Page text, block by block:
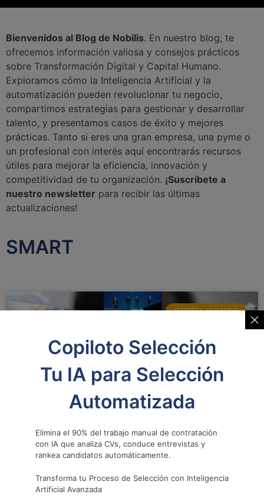
Bienvenidos al Blog de Nobilis. En nuestro blog, te
ofrecemos información valiosa y consejos prácticos
sobre Transformación Digital y Capital Humano.
Exploramos cómo la Inteligencia Artificial y la
automatización pueden revolucionar tu negocio,
compartimos estrategias para gestionar y desarrollar
talento, y presentamos casos de éxito y mejores
prácticas. Tanto si eres una gran empresa, una pyme o
un profesional con interés aquí encontrarás recursos
útiles para mejorar la eficiencia, innovación y
competitividad de tu organización. ¡Suscríbete a
nuestro newsletter para recibir las últimas
actualizaciones!
SMART
CAPITAL HUMANO
La metodología SMART: cuando los
deseos
Copiloto Selección
Tu IA para Selección
Automatizada
Elimina el 90% del trabajo manual de contratación
con IA que analiza CVs, conduce entrevistas y
rankea candidatos automáticamente.
Transforma tu Proceso de Selección con Inteligencia
Artificial Avanzada